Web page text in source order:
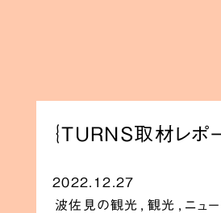
｛TURNS取材レポ
2022.12.27
波佐見の観光 , 観光 , ニュ